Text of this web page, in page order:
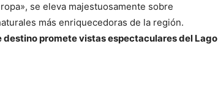
se eleva majestuosamente sobre
más enriquecedoras de la región.
destino promete vistas espectaculares del Lago